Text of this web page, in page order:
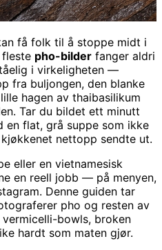
få folk til å stoppe midt i
fleste pho-bilder fanger aldri
i virkeligheten —
fra buljongen, den blanke
hagen av thaibasilikum
Tar du bildet ett minutt
en flat, grå suppe som ikke
nettopp sendte ut.
eller en vietnamesisk
en reell jobb — på menyen,
Denne guiden tar
pho og resten av
vermicelli-bowls, broken
hardt som maten gjør.